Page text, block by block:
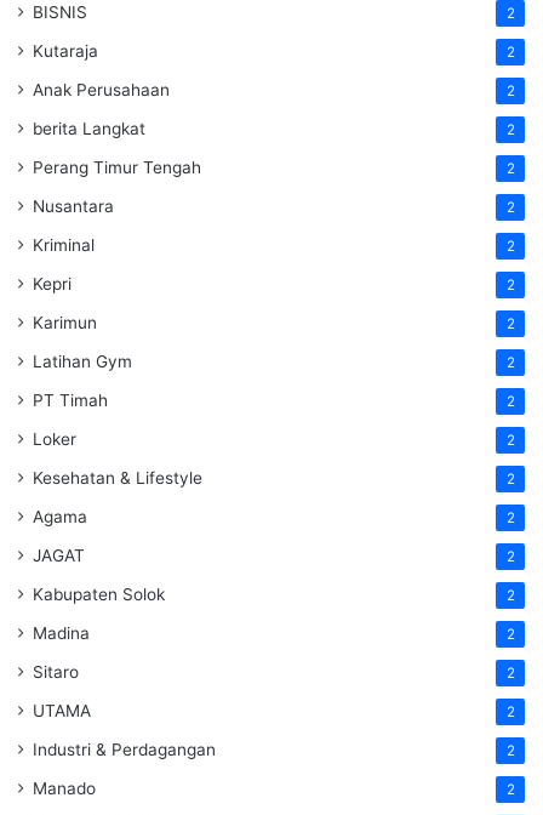
BISNIS 2
Kutaraja 2
Anak Perusahaan 2
berita Langkat 2
Perang Timur Tengah 2
Nusantara 2
Kriminal 2
Kepri 2
Karimun 2
Latihan Gym 2
PT Timah 2
Loker 2
Kesehatan & Lifestyle 2
Agama 2
JAGAT 2
Kabupaten Solok 2
Madina 2
Sitaro 2
UTAMA 2
Industri & Perdagangan 2
Manado 2